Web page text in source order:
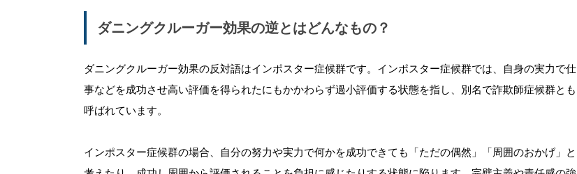
ダニングクルーガー効果の逆とはどんなもの？
ダニングクルーガー効果の反対語はインポスター症候群です。インポスター症候群では、自身の実力で仕
事などを成功させ高い評価を得られたにもかかわらず過小評価する状態を指し、別名で詐欺師症候群とも
呼ばれています。
インポスター症候群の場合、自分の努力や実力で何かを成功できても「ただの偶然」「周囲のおかげ」と